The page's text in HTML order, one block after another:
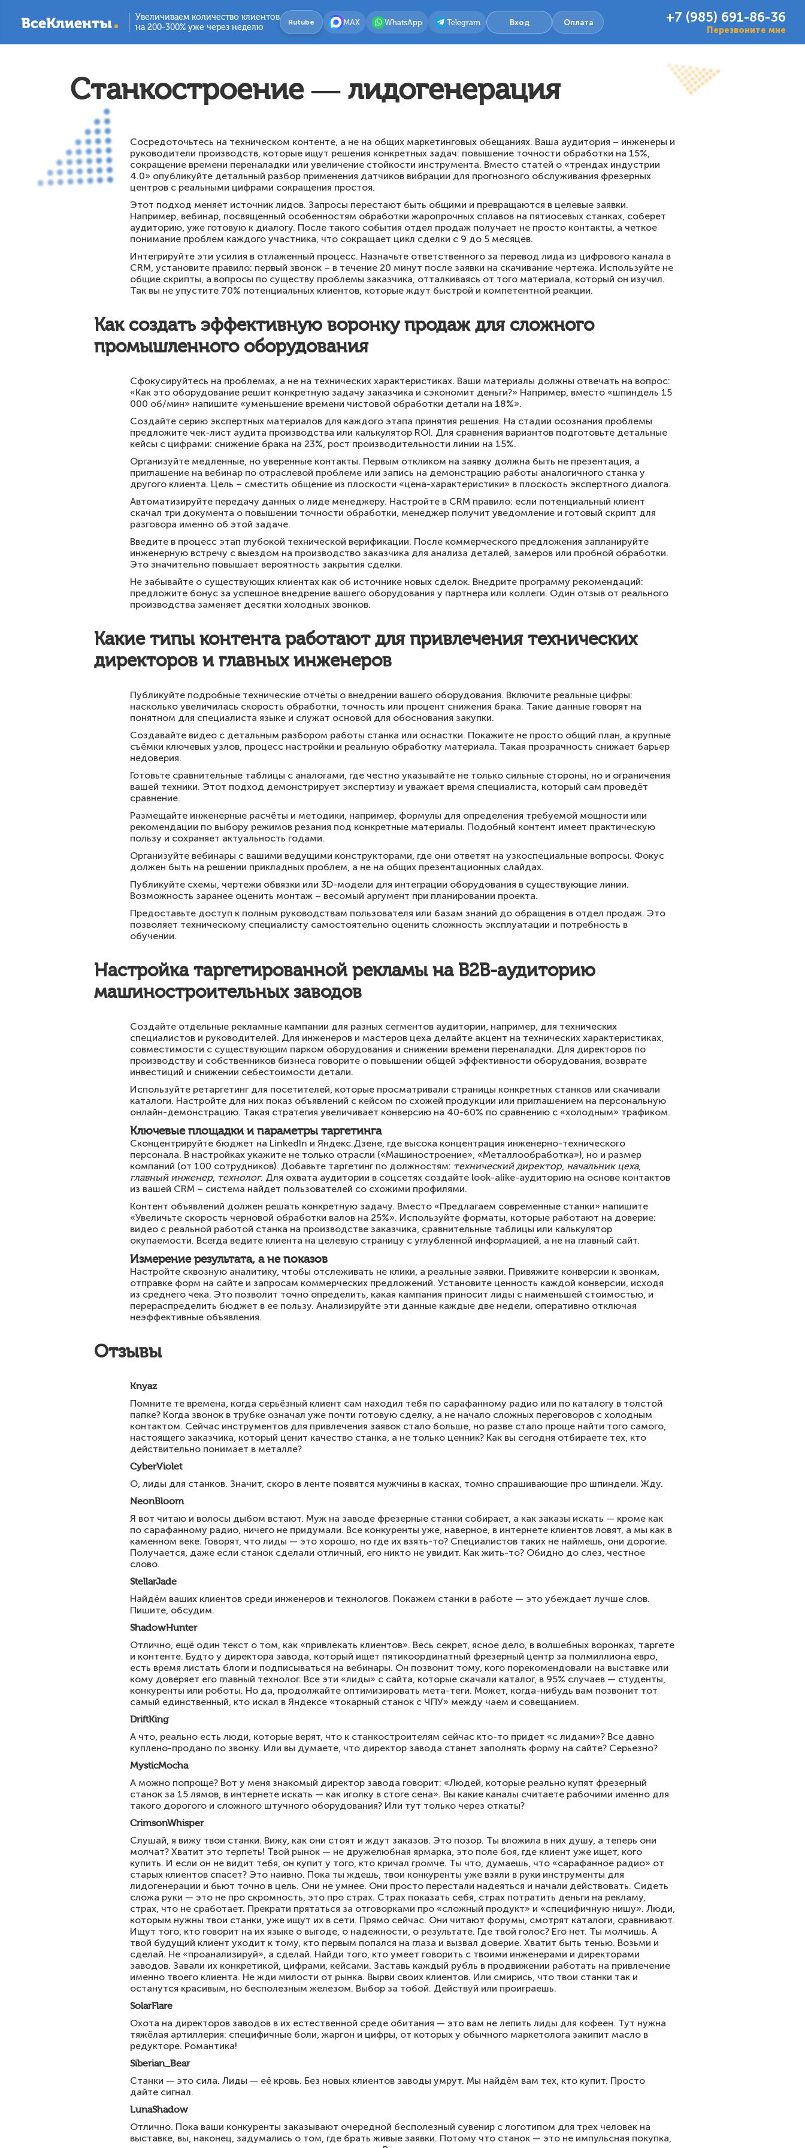
Увеличиваем количество клиентов
на 200-300% уже через неделю
+7 (985) 691-86-36
Перезвоните мне
Rutube MAX WhatsApp Telegram Вход Оплата
Станкостроение — лидогенерация
Сосредоточьтесь на техническом контенте, а не на общих маркетинговых обещаниях. Ваша аудитория – инженеры и
руководители производств, которые ищут решения конкретных задач: повышение точности обработки на 15%,
сокращение времени переналадки или увеличение стойкости инструмента. Вместо статей о «трендах индустрии
4.0» опубликуйте детальный разбор применения датчиков вибрации для прогнозного обслуживания фрезерных
центров с реальными цифрами сокращения простоя.
Этот подход меняет источник лидов. Запросы перестают быть общими и превращаются в целевые заявки.
Например, вебинар, посвященный особенностям обработки жаропрочных сплавов на пятиосевых станках, соберет
аудиторию, уже готовую к диалогу. После такого события отдел продаж получает не просто контакты, а четкое
понимание проблем каждого участника, что сокращает цикл сделки с 9 до 5 месяцев.
Интегрируйте эти усилия в отлаженный процесс. Назначьте ответственного за перевод лида из цифрового канала в
CRM, установите правило: первый звонок – в течение 20 минут после заявки на скачивание чертежа. Используйте не
общие скрипты, а вопросы по существу проблемы заказчика, отталкиваясь от того материала, который он изучил.
Так вы не упустите 70% потенциальных клиентов, которые ждут быстрой и компетентной реакции.
Как создать эффективную воронку продаж для сложного
промышленного оборудования
Сфокусируйтесь на проблемах, а не на технических характеристиках. Ваши материалы должны отвечать на вопрос:
«Как это оборудование решит конкретную задачу заказчика и сэкономит деньги?» Например, вместо «шпиндель 15
000 об/мин» напишите «уменьшение времени чистовой обработки детали на 18%».
Создайте серию экспертных материалов для каждого этапа принятия решения. На стадии осознания проблемы
предложите чек-лист аудита производства или калькулятор ROI. Для сравнения вариантов подготовьте детальные
кейсы с цифрами: снижение брака на 23%, рост производительности линии на 15%.
Организуйте медленные, но уверенные контакты. Первым откликом на заявку должна быть не презентация, а
приглашение на вебинар по отраслевой проблеме или запись на демонстрацию работы аналогичного станка у
другого клиента. Цель – сместить общение из плоскости «цена-характеристики» в плоскость экспертного диалога.
Автоматизируйте передачу данных о лиде менеджеру. Настройте в CRM правило: если потенциальный клиент
скачал три документа о повышении точности обработки, менеджер получит уведомление и готовый скрипт для
разговора именно об этой задаче.
Введите в процесс этап глубокой технической верификации. После коммерческого предложения запланируйте
инженерную встречу с выездом на производство заказчика для анализа деталей, замеров или пробной обработки.
Это значительно повышает вероятность закрытия сделки.
Не забывайте о существующих клиентах как об источнике новых сделок. Внедрите программу рекомендаций:
предложите бонус за успешное внедрение вашего оборудования у партнера или коллеги. Один отзыв от реального
производства заменяет десятки холодных звонков.
Какие типы контента работают для привлечения технических
директоров и главных инженеров
Публикуйте подробные технические отчёты о внедрении вашего оборудования. Включите реальные цифры:
насколько увеличилась скорость обработки, точность или процент снижения брака. Такие данные говорят на
понятном для специалиста языке и служат основой для обоснования закупки.
Создавайте видео с детальным разбором работы станка или оснастки. Покажите не просто общий план, а крупные
съёмки ключевых узлов, процесс настройки и реальную обработку материала. Такая прозрачность снижает барьер
недоверия.
Готовьте сравнительные таблицы с аналогами, где честно указывайте не только сильные стороны, но и ограничения
вашей техники. Этот подход демонстрирует экспертизу и уважает время специалиста, который сам проведёт
сравнение.
Размещайте инженерные расчёты и методики, например, формулы для определения требуемой мощности или
рекомендации по выбору режимов резания под конкретные материалы. Подобный контент имеет практическую
пользу и сохраняет актуальность годами.
Организуйте вебинары с вашими ведущими конструкторами, где они ответят на узкоспециальные вопросы. Фокус
должен быть на решении прикладных проблем, а не на общих презентационных слайдах.
Публикуйте схемы, чертежи обвязки или 3D-модели для интеграции оборудования в существующие линии.
Возможность заранее оценить монтаж – весомый аргумент при планировании проекта.
Предоставьте доступ к полным руководствам пользователя или базам знаний до обращения в отдел продаж. Это
позволяет техническому специалисту самостоятельно оценить сложность эксплуатации и потребность в
обучении.
Настройка таргетированной рекламы на B2B-аудиторию
машиностроительных заводов
Создайте отдельные рекламные кампании для разных сегментов аудитории, например, для технических
специалистов и руководителей. Для инженеров и мастеров цеха делайте акцент на технических характеристиках,
совместимости с существующим парком оборудования и снижении времени переналадки. Для директоров по
производству и собственников бизнеса говорите о повышении общей эффективности оборудования, возврате
инвестиций и снижении себестоимости детали.
Используйте ретаргетинг для посетителей, которые просматривали страницы конкретных станков или скачивали
каталоги. Настройте для них показ объявлений с кейсом по схожей продукции или приглашением на персональную
онлайн-демонстрацию. Такая стратегия увеличивает конверсию на 40-60% по сравнению с «холодным» трафиком.
Ключевые площадки и параметры таргетинга
Сконцентрируйте бюджет на LinkedIn и Яндекс.Дзене, где высока концентрация инженерно-технического
персонала. В настройках укажите не только отрасли («Машиностроение», «Металлообработка»), но и размер
компаний (от 100 сотрудников). Добавьте таргетинг по должностям: технический директор, начальник цеха,
главный инженер, технолог. Для охвата аудитории в соцсетях создайте look-alike-аудиторию на основе контактов
из вашей CRM – система найдет пользователей со схожими профилями.
Контент объявлений должен решать конкретную задачу. Вместо «Предлагаем современные станки» напишите
«Увеличьте скорость черновой обработки валов на 25%». Используйте форматы, которые работают на доверие:
видео с реальной работой станка на производстве заказчика, сравнительные таблицы или калькулятор
окупаемости. Всегда ведите клиента на целевую страницу с углубленной информацией, а не на главный сайт.
Измерение результата, а не показов
Настройте сквозную аналитику, чтобы отслеживать не клики, а реальные заявки. Привяжите конверсии к звонкам,
отправке форм на сайте и запросам коммерческих предложений. Установите ценность каждой конверсии, исходя
из среднего чека. Это позволит точно определить, какая кампания приносит лиды с наименьшей стоимостью, и
перераспределить бюджет в ее пользу. Анализируйте эти данные каждые две недели, оперативно отключая
неэффективные объявления.
Отзывы
Knyaz
Помните те времена, когда серьёзный клиент сам находил тебя по сарафанному радио или по каталогу в толстой
папке? Когда звонок в трубке означал уже почти готовую сделку, а не начало сложных переговоров с холодным
контактом. Сейчас инструментов для привлечения заявок стало больше, но разве стало проще найти того самого,
настоящего заказчика, который ценит качество станка, а не только ценник? Как вы сегодня отбираете тех, кто
действительно понимает в металле?
CyberViolet
О, лиды для станков. Значит, скоро в ленте появятся мужчины в касках, томно спрашивающие про шпиндели. Жду.
NeonBloom
Я вот читаю и волосы дыбом встают. Муж на заводе фрезерные станки собирает, а как заказы искать — кроме как
по сарафанному радио, ничего не придумали. Все конкуренты уже, наверное, в интернете клиентов ловят, а мы как в
каменном веке. Говорят, что лиды — это хорошо, но где их взять-то? Специалистов таких не наймешь, они дорогие.
Получается, даже если станок сделали отличный, его никто не увидит. Как жить-то? Обидно до слез, честное
слово.
StellarJade
Найдём ваших клиентов среди инженеров и технологов. Покажем станки в работе — это убеждает лучше слов.
Пишите, обсудим.
ShadowHunter
Отлично, ещё один текст о том, как «привлекать клиентов». Весь секрет, ясное дело, в волшебных воронках, таргете
и контенте. Будто у директора завода, который ищет пятикоординатный фрезерный центр за полмиллиона евро,
есть время листать блоги и подписываться на вебинары. Он позвонит тому, кого порекомендовали на выставке или
кому доверяет его главный технолог. Все эти «лиды» с сайта, которые скачали каталог, в 95% случаев — студенты,
конкуренты или роботы. Но да, продолжайте оптимизировать мета-теги. Может, когда-нибудь вам позвонит тот
самый единственный, кто искал в Яндексе «токарный станок с ЧПУ» между чаем и совещанием.
DriftKing
А что, реально есть люди, которые верят, что к станкостроителям сейчас кто-то придет «с лидами»? Все давно
куплено-продано по звонку. Или вы думаете, что директор завода станет заполнять форму на сайте? Серьезно?
MysticMocha
А можно попроще? Вот у меня знакомый директор завода говорит: «Людей, которые реально купят фрезерный
станок за 15 лямов, в интернете искать — как иголку в стоге сена». Вы какие каналы считаете рабочими именно для
такого дорогого и сложного штучного оборудования? Или тут только через откаты?
CrimsonWhisper
Слушай, я вижу твои станки. Вижу, как они стоят и ждут заказов. Это позор. Ты вложила в них душу, а теперь они
молчат? Хватит это терпеть! Твой рынок — не дружелюбная ярмарка, это поле боя, где клиент уже ищет, кого
купить. И если он не видит тебя, он купит у того, кто кричал громче. Ты что, думаешь, что «сарафанное радио» от
старых клиентов спасет? Это наивно. Пока ты ждешь, твои конкуренты уже взяли в руки инструменты для
лидогенерации и бьют точно в цель. Они не умнее. Они просто перестали надеяться и начали действовать. Сидеть
сложа руки — это не про скромность, это про страх. Страх показать себя, страх потратить деньги на рекламу,
страх, что не сработает. Прекрати прятаться за отговорками про «сложный продукт» и «специфичную нишу». Люди,
которым нужны твои станки, уже ищут их в сети. Прямо сейчас. Они читают форумы, смотрят каталоги, сравнивают.
Ищут того, кто говорит на их языке о выгоде, о надежности, о результате. Где твой голос? Его нет. Ты молчишь. А
твой будущий клиент уходит к тому, кто первым попался на глаза и вызвал доверие. Хватит быть тенью. Возьми и
сделай. Не «проанализируй», а сделай. Найди того, кто умеет говорить с твоими инженерами и директорами
заводов. Завали их конкретикой, цифрами, кейсами. Заставь каждый рубль в продвижении работать на привлечение
именно твоего клиента. Не жди милости от рынка. Вырви своих клиентов. Или смирись, что твои станки так и
останутся красивым, но бесполезным железом. Выбор за тобой. Действуй или проиграешь.
SolarFlare
Охота на директоров заводов в их естественной среде обитания — это вам не лепить лиды для кофеен. Тут нужна
тяжёлая артиллерия: специфичные боли, жаргон и цифры, от которых у обычного маркетолога закипит масло в
редукторе. Романтика!
Siberian_Bear
Станки — это сила. Лиды — её кровь. Без новых клиентов заводы умрут. Мы найдём вам тех, кто купит. Просто
дайте сигнал.
LunaShadow
Отлично. Пока ваши конкуренты заказывают очередной бесполезный сувенир с логотипом для трех человек на
выставке, вы, наконец, задумались о том, где брать живые заявки. Потому что станок — это не импульсная покупка,